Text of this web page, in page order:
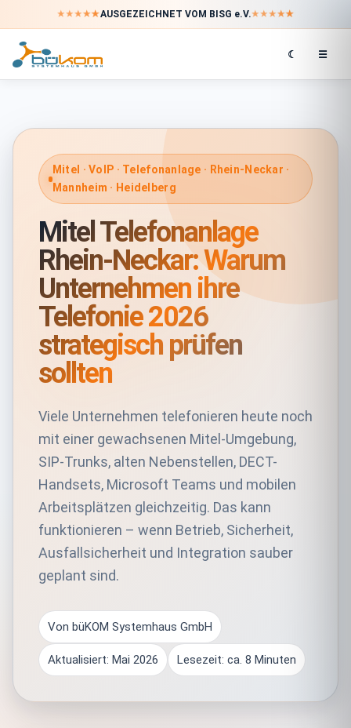
★★★★★AUSGEZEICHNET VOM BISG e.V.★★★★★
☾ ☰
Mitel · VoIP · Telefonanlage · Rhein-Neckar ·
Mannheim · Heidelberg
Mitel Telefonanlage
Rhein-Neckar: Warum
Unternehmen ihre
Telefonie 2026
strategisch prüfen
sollten
Viele Unternehmen telefonieren heute noch
mit einer gewachsenen Mitel-Umgebung,
SIP-Trunks, alten Nebenstellen, DECT-
Handsets, Microsoft Teams und mobilen
Arbeitsplätzen gleichzeitig. Das kann
funktionieren – wenn Betrieb, Sicherheit,
Ausfallsicherheit und Integration sauber
geplant sind.
Von büKOM Systemhaus GmbH
Aktualisiert: Mai 2026 Lesezeit: ca. 8 Minuten